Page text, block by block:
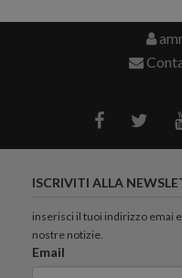
ISCRIVITI ALLA
inserisci il tuoi indirizzo emai
nostre notizie.
Email